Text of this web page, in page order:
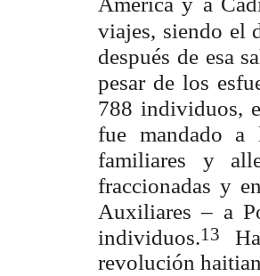
viajes, siendo el
después de esa
pesar de los
788 individuos,
fue mandado a
familiares y
fraccionadas y
Auxiliares – a
individuos.13
revolución